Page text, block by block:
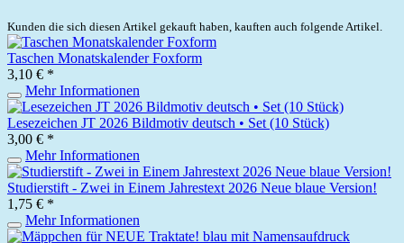
Kunden die sich diesen Artikel gekauft haben, kauften auch folgende Artikel.
Taschen Monatskalender Foxform
3,10 € *
Mehr Informationen
Lesezeichen JT 2026 Bildmotiv deutsch • Set (10 Stück)
3,00 € *
Mehr Informationen
Studierstift - Zwei in Einem Jahrestext 2026 Neue blaue Version!
1,75 € *
Mehr Informationen